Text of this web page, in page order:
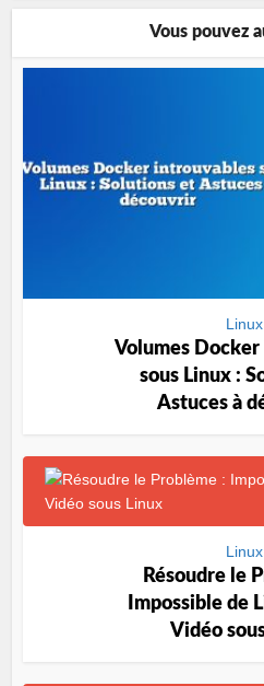
Vous pouvez
Linux
Volumes
sous Linux :
Astuces à
Linux
Résoudre le
Impossible de
Vidéo